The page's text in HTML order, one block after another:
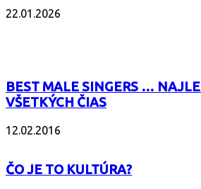
22.01.2026
BEST MALE SINGERS …
VŠETKÝCH ČIAS
12.02.2016
ČO JE TO KULTÚRA?